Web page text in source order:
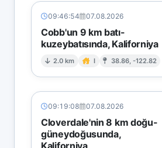
09:46:54 07.08.2026
Cobb'un 9 km batı-
kuzeybatısında, Kaliforniya
2.0 km I 38.86, -122.82
09:19:08 07.08.2026
Cloverdale'nin 8 km doğu-
güneydoğusunda,
Kaliforniya